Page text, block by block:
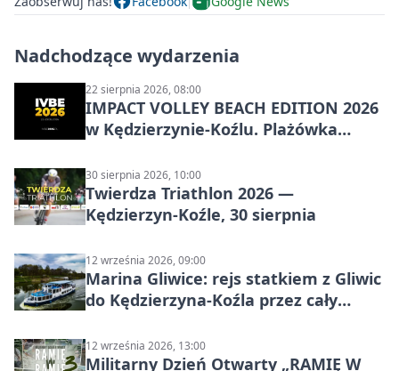
Nadchodzące wydarzenia
22 sierpnia 2026, 08:00
IMPACT VOLLEY BEACH EDITION 2026
w Kędzierzynie-Koźlu. Plażówka
30 sierpnia 2026, 10:00
Twierdza Triathlon 2026 —
Kędzierzyn-Koźle, 30 sierpnia
12 września 2026, 09:00
Marina Gliwice: rejs statkiem z Gliwic
do Kędzierzyna-Koźla przez cały
12 września 2026, 13:00
Militarny Dzień Otwarty „RAMIĘ W